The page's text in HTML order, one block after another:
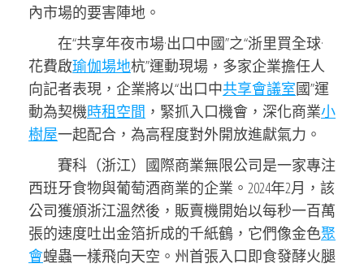
內市場的要害陣地。
在“共享年夜市場·出口中國”之“浙里買全球·
花費啟瑜伽場地杭”運動現場，多家企業擔任人
向記者表現，企業將以“出口中共享會議室國”運
動為契機時租空間 ，緊抓入口機會，深化商業小
樹屋一起配合，為高程度對外開放進獻氣力。
賽科（浙江）國際商業無限公司是一家專注
西班牙食物與葡萄酒商業的企業。2024年2月，該
公司獲頒浙江溫然後，販賣機開始以每秒一百萬
張的速度吐出金箔折成的千紙鶴，它們像金色聚
會蝗蟲一樣飛向天空。州首張入口即食發酵火腿